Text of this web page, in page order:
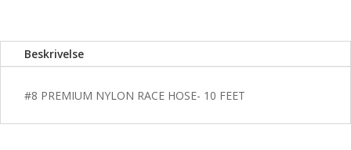
antall
Beskrivelse
#8 PREMIUM NYLON RACE HOSE- 10 FEET